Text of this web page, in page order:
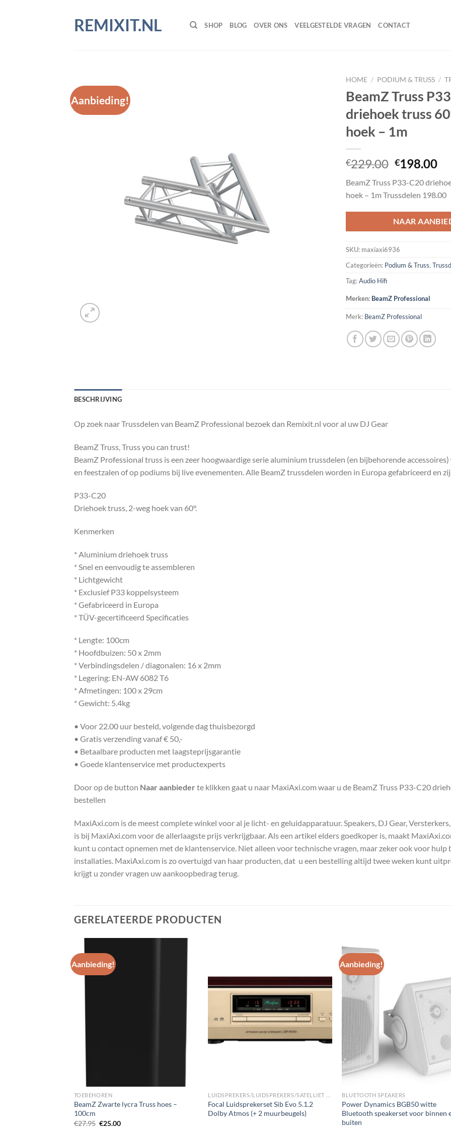
REMIXIT.NL SHOP BLOG OVER ONS VEELGESTELDE VRAGEN CONTACT
Aanbieding!
HOME / PODIUM & TRUSS /
BeamZ Truss
driehoek truss
hoek – 1m
€229.00
was:
€229.00.
€198.00
is:
BeamZ Truss P33-C20
hoek – 1m Trussdelen 198.00
NAAR
SKU: maxiaxi6936
Categorieën: Podium & Truss,
Tag:Audio Hifi
Merken: BeamZ Professional
Merk: BeamZ Professional
BESCHRIJVING
Op zoek naar Trussdelen van BeamZ Professional bezoek dan Remixit.nl voor al uw DJ Gear
BeamZ Truss, Truss you can trust!
BeamZ Professional truss is een zeer hoogwaardige serie aluminium trussdelen (en bijbehorende
en feestzalen of op podiums bij live evenementen. Alle BeamZ trussdelen worden in Europa gefabriceerd en
P33-C20
Driehoek truss, 2-weg hoek van 60°.
Kenmerken
* Aluminium driehoek truss
* Snel en eenvoudig te assembleren
* Lichtgewicht
* Exclusief P33 koppelsysteem
* Gefabriceerd in Europa
* TÜV-gecertificeerd Specificaties
* Lengte: 100cm
* Hoofdbuizen: 50 x 2mm
* Verbindingsdelen / diagonalen: 16 x 2mm
* Legering: EN-AW 6082 T6
* Afmetingen: 100 x 29cm
* Gewicht: 5.4kg
• Voor 22.00 uur besteld, volgende dag thuisbezorgd
• Gratis verzending vanaf € 50,-
• Betaalbare producten met laagsteprijsgarantie
• Goede klantenservice met productexperts
Door op de button Naar aanbieder te klikken gaat u naar MaxiAxi.com waar u de BeamZ Truss P33-C20
bestellen
MaxiAxi.com is de meest complete winkel voor al je licht- en geluidapparatuur. Speakers, DJ Gear,
is bij MaxiAxi.com voor de allerlaagste prijs verkrijgbaar. Als een artikel elders goedkoper is, maakt
kunt u contact opnemen met de klantenservice. Niet alleen voor technische vragen, maar zeker ook voor
installaties. MaxiAxi.com is zo overtuigd van haar producten, dat u een bestelling altijd twee weken kunt
krijgt u zonder vragen uw aankoopbedrag terug.
GERELATEERDE PRODUCTEN
Aanbieding!
TOEBEHOREN
BeamZ Zwarte lycra Truss hoes –
100cm
€27.95 Oorspronkelijke
€25.00Huidige
Toevoegen
aan
wenslijst
Focal Luidsprekerset Sib Evo 5.1.2
Dolby Atmos (+ 2 muurbeugels)
Aanbieding!
aan
BLUETOOTH SPEAKERS
Power Dynamics BGB50 witte
Bluetooth speakerset voor binnen
buiten